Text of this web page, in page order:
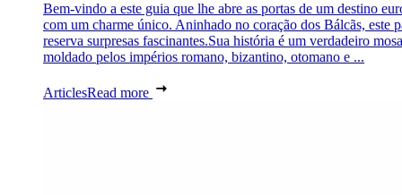
Bem-vindo a este guia que lhe abre as portas de um destino
com um charme único. Aninhado no coração dos Bálcãs, este
reserva surpresas fascinantes.Sua história é um verdadeiro
moldado pelos impérios romano, bizantino, otomano e ...
ArticlesRead more